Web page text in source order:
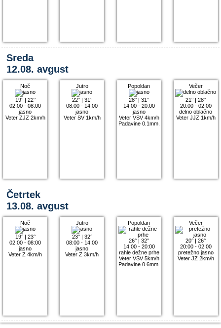
Sreda
12.08. avgust
Noč
19°| 22°
02:00 - 08:00
jasno
Veter ZJZ 2km/h
Jutro
22°| 31°
08:00 - 14:00
jasno
Veter SV 1km/h
Popoldan
28° |31°
14:00 - 20:00
jasno
Veter VSV 4km/h
Padavine 0.1mm.
Večer
21° |28°
20:00 - 02:00
delno oblačno
Veter JJZ 1km/h
Četrtek
13.08. avgust
Noč
19°| 23°
02:00 - 08:00
jasno
Veter Z 4km/h
Jutro
23°| 32°
08:00 - 14:00
jasno
Veter Z 3km/h
Popoldan
26° |32°
14:00 - 20:00
rahle dežne prhe
Veter VSV 5km/h
Padavine 0.6mm.
Večer
20° |26°
20:00 - 02:00
pretežno jasno
Veter JZ 2km/h